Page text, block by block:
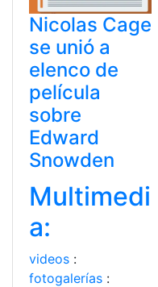
Nicolas Cage
se unió a
elenco de
película
sobre
Edward
Snowden
Multimedi
a:
videos :
fotogalerías :